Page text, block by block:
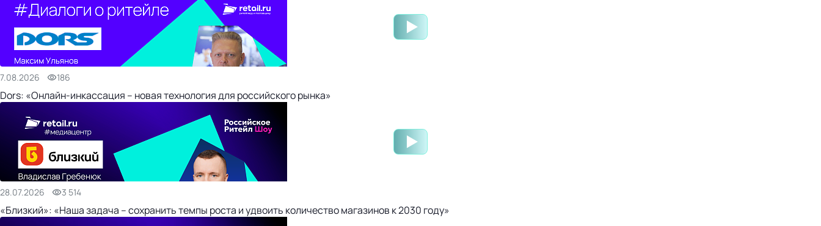
7.08.2026 186
Dors: «Онлайн-инкассация – новая технология для российского рынка»
28.07.2026 3 514
«Близкий»: «Наша задача – сохранить темпы роста и удвоить количество магазинов к 2030 году»